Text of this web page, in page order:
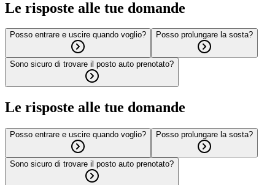
Le risposte alle tue domande
Posso entrare e uscire quando voglio? Posso prolungare la sosta?
Sono sicuro di trovare il posto auto prenotato?
Le risposte alle tue domande
Posso entrare e uscire quando voglio? Posso prolungare la sosta?
Sono sicuro di trovare il posto auto prenotato?